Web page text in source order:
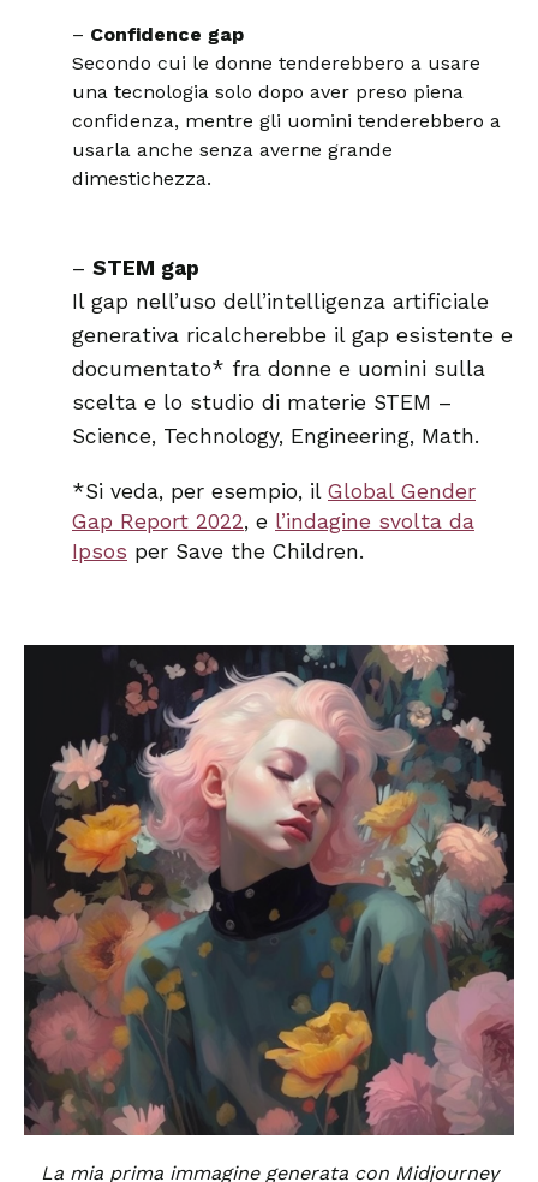
– Confidence gap
Secondo cui le donne tenderebbero a usare
una tecnologia solo dopo aver preso piena
confidenza, mentre gli uomini tenderebbero a
usarla anche senza averne grande
dimestichezza.
– STEM gap
Il gap nell’uso dell’intelligenza artificiale
generativa ricalcherebbe il gap esistente e
documentato* fra donne e uomini sulla
scelta e lo studio di materie STEM –
Science, Technology, Engineering, Math.
*Si veda, per esempio, il Global Gender
Gap Report 2022, e l’indagine svolta da
Ipsos per Save the Children.
La mia prima immagine generata con Midjourney